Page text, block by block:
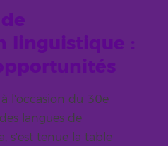
linguistique :
l'occasion du 30e
langues de
s'est tenue la table